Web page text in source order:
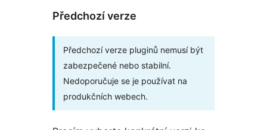
Předchozí verze
Předchozí verze pluginů nemusí být
zabezpečené nebo stabilní.
Nedoporučuje se je používat na
produkčních webech.